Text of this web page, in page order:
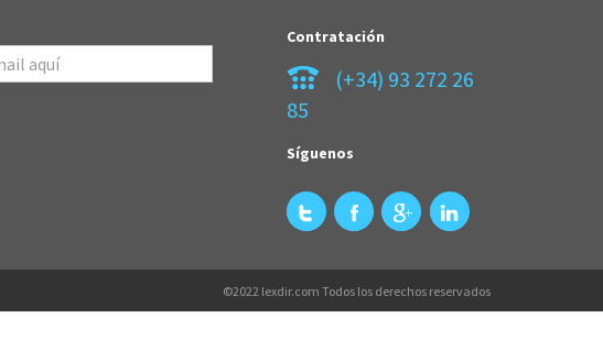
Contratación
(+34) 93 272 26
85
Síguenos
©2022 lexdir.com Todos los derechos reservados